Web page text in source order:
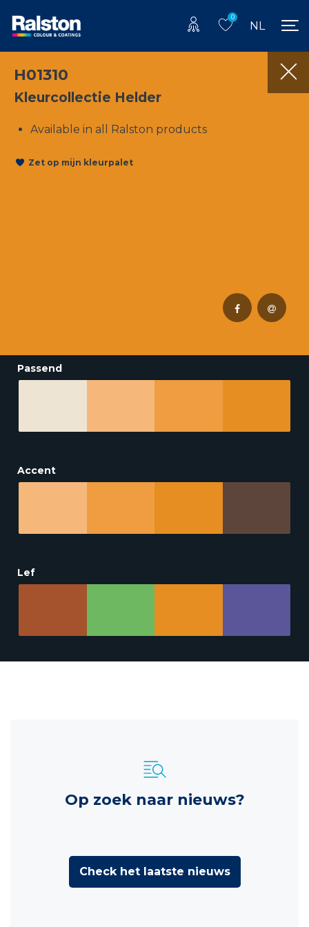
0
NL
H01310
Kleurcollectie Helder
Available in all Ralston products
Zet op mijn kleurpalet
Passend
Accent
Lef
Op zoek naar nieuws?
Check het laatste nieuws